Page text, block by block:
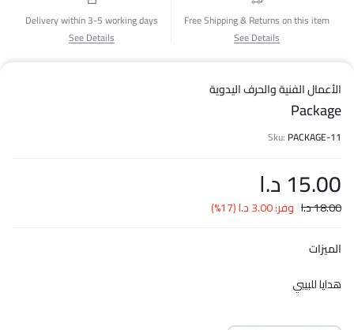
Free Shipping & Returns on this item
See Details
Delivery within 3-5 working days
See Details
الأعمال الفنية والحرف اليدوية
Package
Sku: PACKAGE-11
15.00 د.ا
18.00د.ا وفر:3.00د.ا(17%)
الميزات
هدايا للبيبي